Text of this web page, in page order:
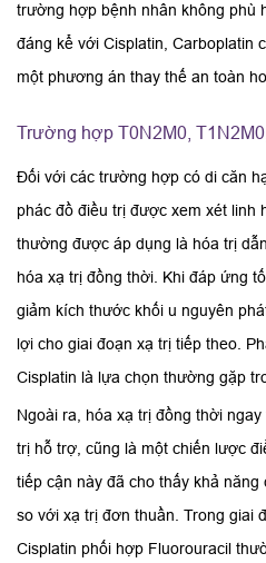
trường hợp bệnh nhân không phù
đáng kể với Cisplatin, Carboplatin
một phương án thay thế an toàn
Trường hợp T0N2M0,
Đối với các trường hợp có di căn
phác đồ điều trị được xem xét linh
thường được áp dụng là hóa trị
hóa xạ trị đồng thời. Khi đáp ứng
giảm kích thước khối u nguyên
lợi cho giai đoạn xạ trị tiếp theo.
Cisplatin là lựa chọn thường gặp
Ngoài ra, hóa xạ trị đồng thời
trị hỗ trợ, cũng là một chiến lược
tiếp cận này đã cho thấy khả
so với xạ trị đơn thuần. Trong giai
Cisplatin phối hợp Fluorouracil